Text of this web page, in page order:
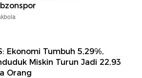
Ekonomi Tumbuh 5,29%,
Miskin Turun Jadi 22,93
Orang